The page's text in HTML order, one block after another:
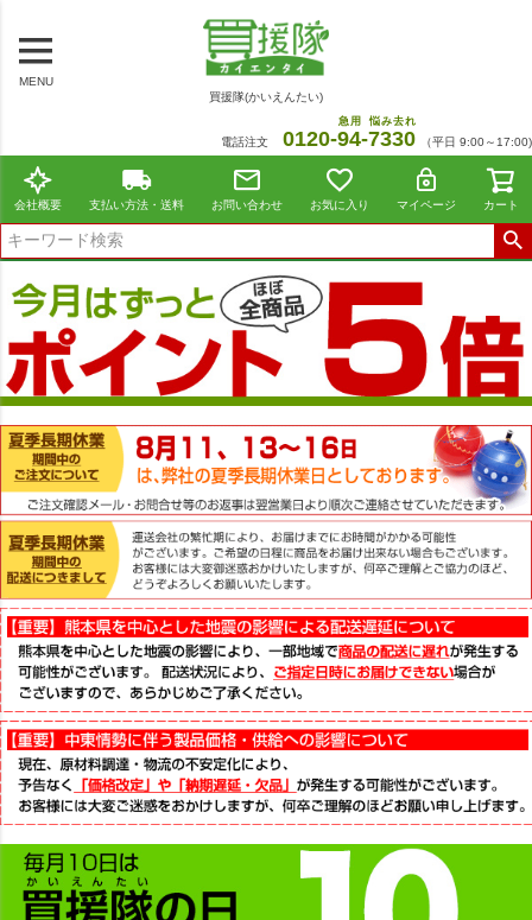
MENU
買援隊(かいえんたい)
電話注文 0120-94
急用
-7330
悩み去れ
（平日 9:00～17:00)
会社概要 支払い方法・送料 お問い合わせ お気に入り マイページ カート